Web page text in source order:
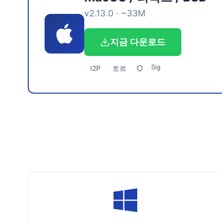
v2.13.0 · ~33M
지금 다운로드
I2P 토르 Sig